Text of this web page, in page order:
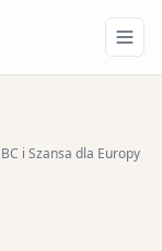
i Szansa dla Europy